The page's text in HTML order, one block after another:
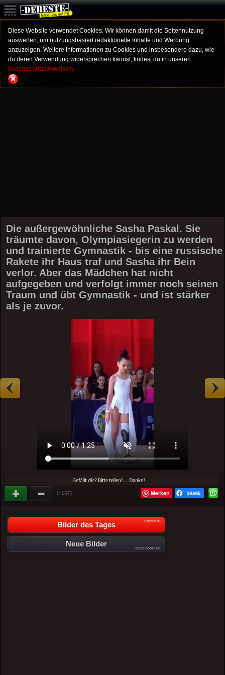
Diese Website verwendet Cookies. Wir können damit die Seitennutzung
auswerten, um nutzungsbasiert redaktionelle Inhalte und Werbung
anzuzeigen. Weitere Informationen zu Cookies und insbesondere dazu, wie
du deren Verwendung widersprechen kannst, findest du in unseren
Datenschutzhinweisen.
Die außergewöhnliche Sasha Paskal. Sie
träumte davon, Olympiasiegerin zu werden
und trainierte Gymnastik - bis eine russische
Rakete ihr Haus traf und Sasha ihr Bein
verlor. Aber das Mädchen hat nicht
aufgegeben und verfolgt immer noch seinen
Traum und übt Gymnastik - und ist stärker
als je zuvor.
(+187) Merken
Bilder des Tages Startseite
Neue Bilder
nicht moderiert